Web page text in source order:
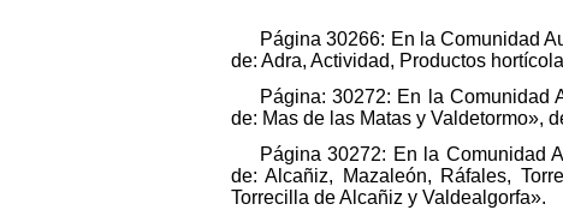
Página 30266: En la Comunidad
de: Adra, Actividad, Productos
Página: 30272: En la Comunidad
de: Mas de las Matas y Valdetormo»,
Página 30272: En la Comunidad
de: Alcañiz, Mazaleón, Ráfales,
Torrecilla de Alcañiz y Valdealgorfa».